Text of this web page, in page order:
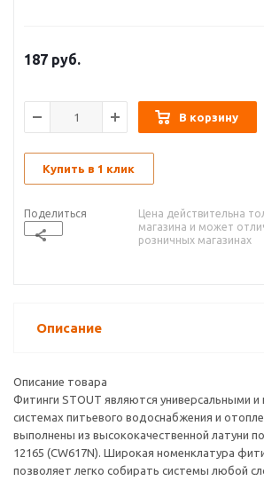
187 руб.
В корзину
Купить в 1 клик
Поделиться
Цена действительна
магазина и может
розничных магазинах
Описание
Описание товара
Фитинги STOUT являются универсальными и
системах питьевого водоснабжения и
выполнены из высококачественной латуни
12165 (CW617N). Широкая номенклатура
позволяет легко собирать системы любой